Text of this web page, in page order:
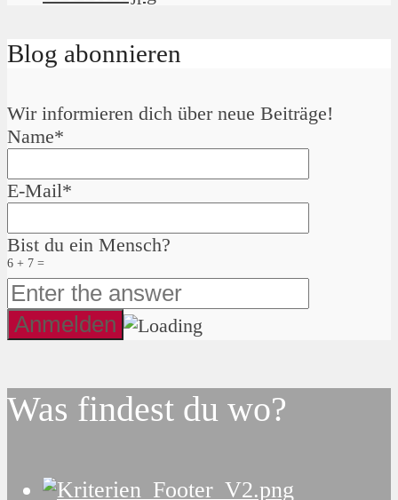
Blog abonnieren
Wir informieren dich über neue Beiträge!
Name*
E-Mail*
Bist du ein Mensch?
6 + 7 =
Was findest du wo?